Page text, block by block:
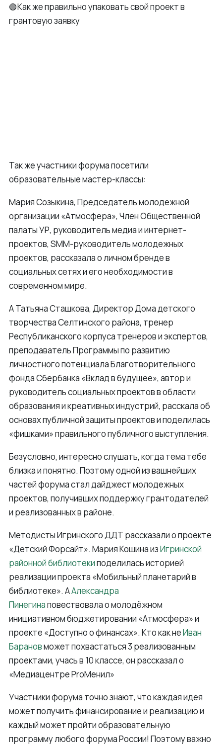
🟢Как же правильно упаковать свой проект в
грантовую заявку
Так же участники форума посетили
образовательные мастер-классы:
Мария Созыкина, Председатель молодежной
организации «Атмосфера», Член Общественной
палаты УР, руководитель медиа и интернет-
проектов, SMM-руководитель молодежных
проектов, рассказала о личном бренде в
социальных сетях и его необходимости в
современном мире.
А Татьяна Сташкова, Директор Дома детского
творчества Селтинского района, тренер
Республиканского корпуса тренеров и экспертов,
преподаватель Программы по развитию
личностного потенциала Благотворительного
фонда Сбербанка «Вклад в будущее», автор и
руководитель социальных проектов в области
образования и креативных индустрий, расскала об
основах публичной защиты проектов и поделилась
«фишками» правильного публичного выступления.
Безусловно, интересно слушать, когда тема тебе
близка и понятно. Поэтому одной из вашнейших
частей форума стал дайджест молодежных
проектов, получивших поддержку грантодателей
и реализованных в районе.
Методисты Игринского ДДТ рассказали о проекте
«Детский Форсайт». Мария Кошина изИгринской
районной библиотекиподелилась историей
реализации проекта «Мобильный планетарий в
библиотеке». ААлександра
Пинегинаповествовала о молодёжном
инициативном бюджетировании «Атмосфера» и
проекте «Доступно о финансах». Кто как неИван
Барановможет похвастаться 3 реализованным
проектами, учась в 10 классе, он рассказал о
«Медиацентре ProМенил»
Участники форума точно знают, что каждая идея
может получить финансирование и реализацию и
каждый может пройти образовательную
программу любого форума России! Поэтому важно